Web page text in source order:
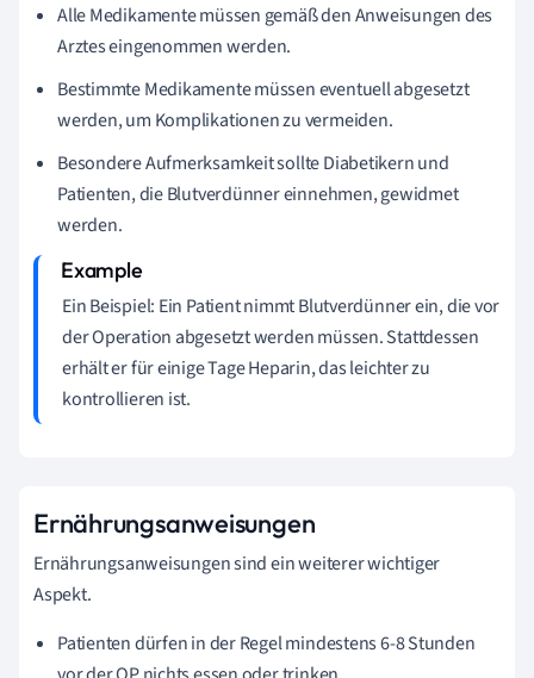
Alle Medikamente müssen gemäß den Anweisungen des
Arztes eingenommen werden.
Bestimmte Medikamente müssen eventuell abgesetzt
werden, um Komplikationen zu vermeiden.
Besondere Aufmerksamkeit sollte Diabetikern und
Patienten, die Blutverdünner einnehmen, gewidmet
werden.
Ein Beispiel: Ein Patient nimmt Blutverdünner ein, die vor
der Operation abgesetzt werden müssen. Stattdessen
erhält er für einige Tage Heparin, das leichter zu
kontrollieren ist.
Ernährungsanweisungen
Ernährungsanweisungen sind ein weiterer wichtiger
Aspekt.
Patienten dürfen in der Regel mindestens 6-8 Stunden